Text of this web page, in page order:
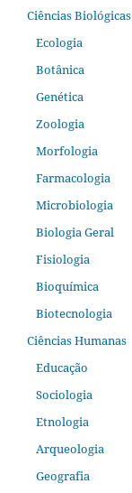
Ciências Biológicas
Ecologia
Botânica
Genética
Zoologia
Morfologia
Farmacologia
Microbiologia
Biologia Geral
Fisiologia
Bioquímica
Biotecnologia
Ciências Humanas
Educação
Sociologia
Etnologia
Arqueologia
Geografia